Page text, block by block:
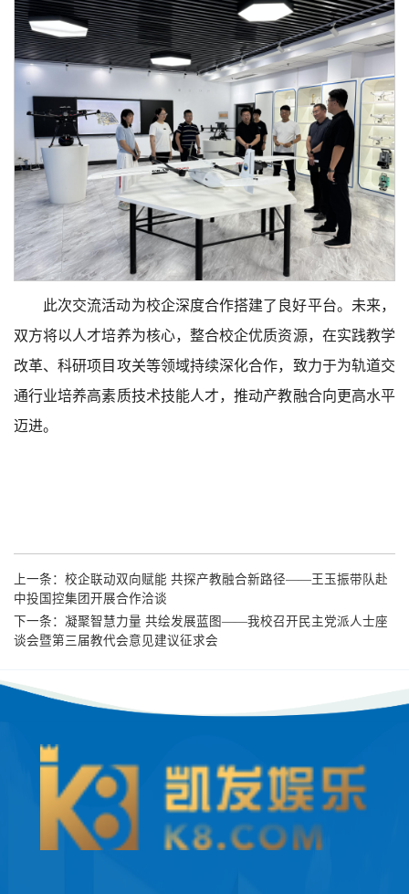
此次交流活动为校企深度合作搭建了良好平台。未来，
双方将以人才培养为核心，整合校企优质资源，在实践教学
改革、科研项目攻关等领域持续深化合作，致力于为轨道交
通行业培养高素质技术技能人才，推动产教融合向更高水平
迈进。
上一条： 校企联动双向赋能 共探产教融合新路径——王玉振带队赴
中投国控集团开展合作洽谈
下一条： 凝聚智慧力量 共绘发展蓝图——我校召开民主党派人士座
谈会暨第三届教代会意见建议征求会